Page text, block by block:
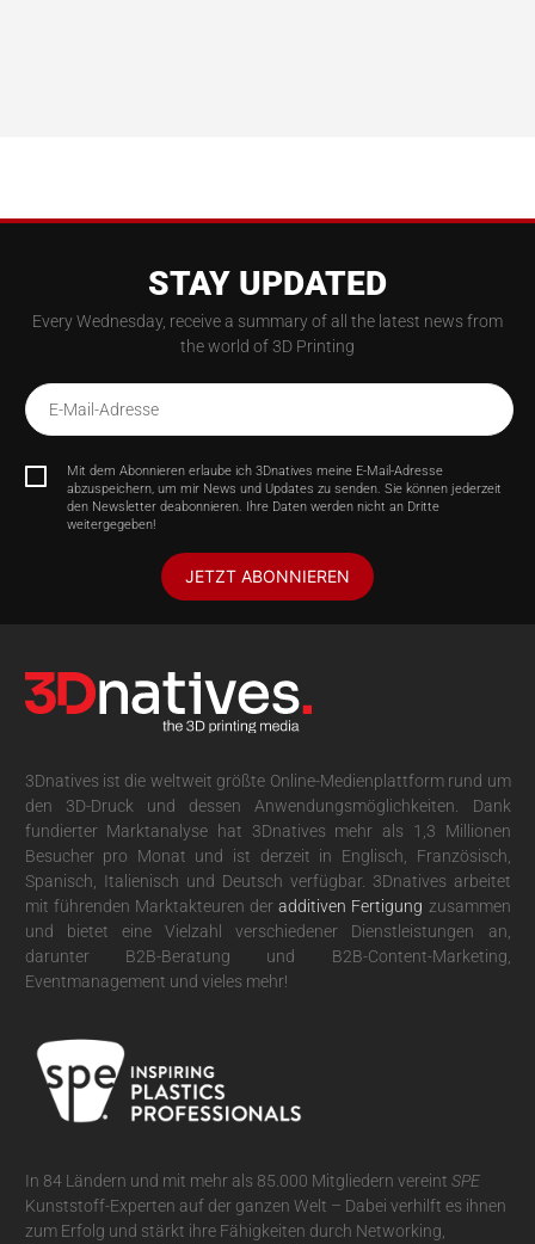
STAY UPDATED
Every Wednesday, receive a summary of all the latest news from
the world of 3D Printing
E-Mail-Adresse
Mit dem Abonnieren erlaube ich 3Dnatives meine E-Mail-Adresse
abzuspeichern, um mir News und Updates zu senden. Sie können jederzeit
den Newsletter deabonnieren. Ihre Daten werden nicht an Dritte
weitergegeben!
JETZT ABONNIEREN
3Dnatives ist die weltweit größte Online-Medienplattform rund um
den 3D-Druck und dessen Anwendungsmöglichkeiten. Dank
fundierter Marktanalyse hat 3Dnatives mehr als 1,3 Millionen
Besucher pro Monat und ist derzeit in Englisch, Französisch,
Spanisch, Italienisch und Deutsch verfügbar. 3Dnatives arbeitet
mit führenden Marktakteuren deradditiven Fertigung zusammen
und bietet eine Vielzahl verschiedener Dienstleistungen an,
darunter B2B-Beratung und B2B-Content-Marketing,
Eventmanagement und vieles mehr!
In 84 Ländern und mit mehr als 85.000 Mitgliedern vereint SPE
Kunststoff-Experten auf der ganzen Welt – Dabei verhilft es ihnen
zum Erfolg und stärkt ihre Fähigkeiten durch Networking,